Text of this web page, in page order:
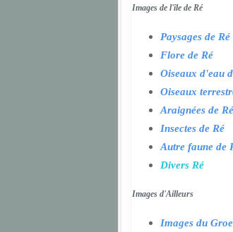
Images de l'île de Ré
Paysages de Ré
Flore de Ré
Oiseaux d'eau
Oiseaux
Araignées de Ré
Insectes de Ré
Autre faune de
Divers Ré
Images d'Ailleurs
Images du